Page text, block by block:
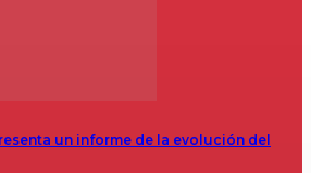
un informe de la evolución del